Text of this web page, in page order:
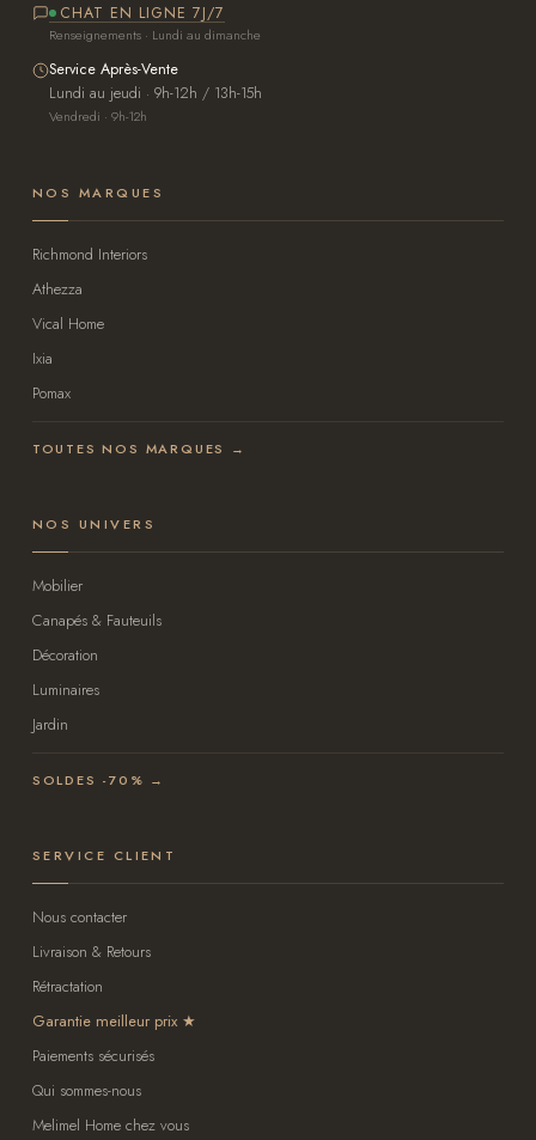
CHAT EN LIGNE 7J/7
Renseignements · Lundi au dimanche
Service Après-Vente
Lundi au jeudi · 9h-12h / 13h-15h
Vendredi · 9h-12h
NOS MARQUES
Richmond Interiors
Athezza
Vical Home
Ixia
Pomax
TOUTES NOS MARQUES →
NOS UNIVERS
Mobilier
Canapés & Fauteuils
Décoration
Luminaires
Jardin
SOLDES -70% →
SERVICE CLIENT
Nous contacter
Livraison & Retours
Rétractation
Garantie meilleur prix
Paiements sécurisés
Qui sommes-nous
Melimel Home chez vous